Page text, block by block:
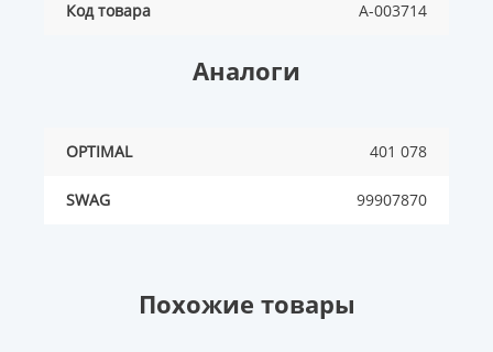
Код товара A-003714
Аналоги
OPTIMAL 401 078
SWAG 99907870
Похожие товары